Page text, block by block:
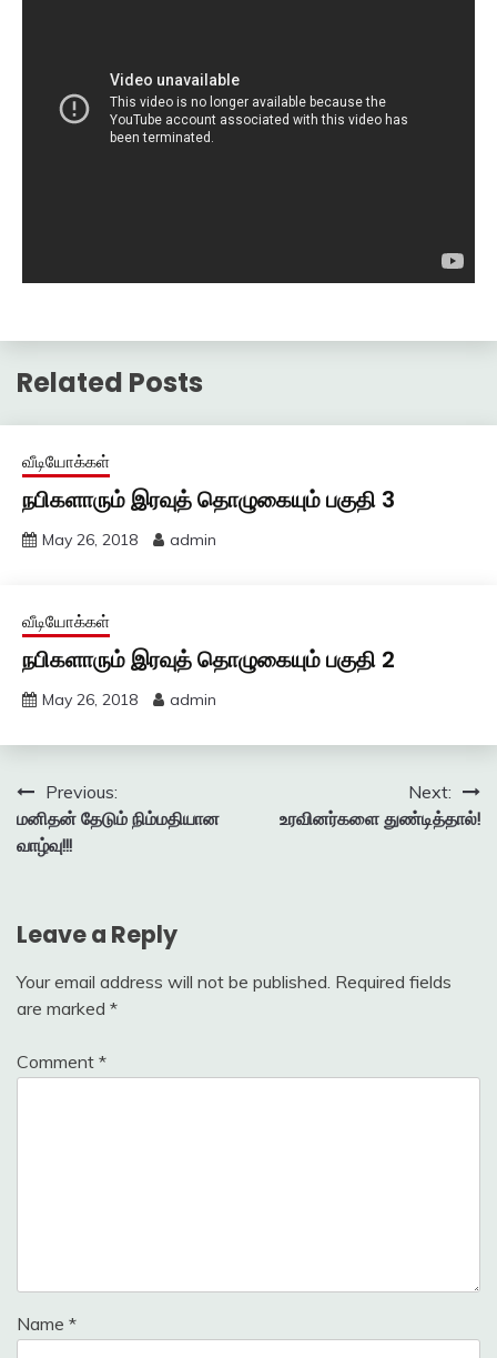
Related Posts
வீடியோக்கள்
நபிகளாரும் இரவுத் தொழுகையும் பகுதி 3
May 26, 2018 admin
வீடியோக்கள்
நபிகளாரும் இரவுத் தொழுகையும் பகுதி 2
May 26, 2018 admin
Post
navigation
Previous:
மனிதன் தேடும் நிம்மதியான
வாழ்வு!!!
Next:
உரவினர்களை துண்டித்தால்!
Leave a Reply
Your email address will not be published. Required fields
are marked *
Comment *
Name *